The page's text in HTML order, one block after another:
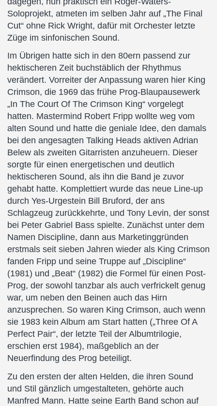
Soloprojekt, atmeten im selben Jahr auf „The Final
Cut“ ohne Rick Wright, dafür mit Orchester letzte
Züge im sinfonischen Sound.
Im Übrigen hatte sich in den 80ern passend zur
hektischeren Zeit buchstäblich der Rhythmus
verändert. Vorreiter der Anpassung waren hier King
Crimson, die 1969 das frühe Prog-Blaupausewerk
„In The Court Of The Crimson King“ vorgelegt
hatten. Mastermind Robert Fripp wollte weg vom
alten Sound und hatte die geniale Idee, den damals
bei den angesagten Talking Heads aktiven Adrian
Belew als zweiten Gitarristen anzuheuern. Dieser
sorgte für einen energetischen und deutlich
hektischeren Sound, als ihn die Band je zuvor
gehabt hatte. Komplettiert wurde das neue Line-up
durch Yes-Urgestein Bill Bruford, der ans
Schlagzeug zurückkehrte, und Tony Levin, der sonst
bei Peter Gabriel Bass spielte. Zunächst unter dem
Namen Discipline, dann aus Marketinggründen
erstmals seit sieben Jahren wieder als King Crimson
fanden Fripp und seine Truppe auf „Discipline“
(1981) und „Beat“ (1982) die Formel für einen Post-
Prog, der sowohl tanzbar als auch verfrickelt genug
war, um neben den Beinen auch das Hirn
anzusprechen. So waren King Crimson, auch wenn
sie 1983 kein Album am Start hatten („Three Of A
Perfect Pair“, der letzte Teil der Albumtrilogie,
erschien erst 1984), maßgeblich an der
Neuerfindung des Prog beteiligt.
Zu den ersten der alten Helden, die ihren Sound
und Stil gänzlich umgestalteten, gehörte auch
Manfred Mann. Hatte seine Earth Band schon auf